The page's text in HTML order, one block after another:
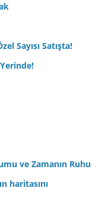
Sayısı Satışta!
ve Zamanın Ruhu
haritasını